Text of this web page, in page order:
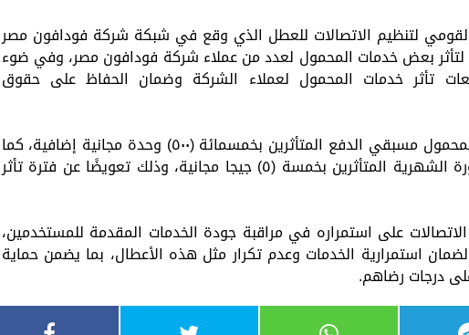
لتنظيم الاتصالات للعطل الذي وقع في شبكة شركة فودافون مصر
لتأثر بعض خدمات المحمول لعدد من عملاء شركة فودافون مصر، وفي ضوء
تأثر خدمات المحمول لعملاء الشركة وضمان الحفاظ على حقوق
وقد تم إقرار تعويض لعملاء المحمول مسبقي الدفع المتأثرين بخمسمائة (٥٠٠) وحدة مجانية إضافية، كما
تم إقرار تعويض لعملاء الفاتورة الشهرية المتأثرين بخمسة (٥) جيجا مجانية، وذلك تعويضًا عن فترة تأثر
على استمراره في مراقبة جودة الخدمات المقدمة للمستخدمين،
استمرارية الخدمات وعدم تكرار مثل هذه الأعطال، بما يضمن حماية
درجات رضاهم.